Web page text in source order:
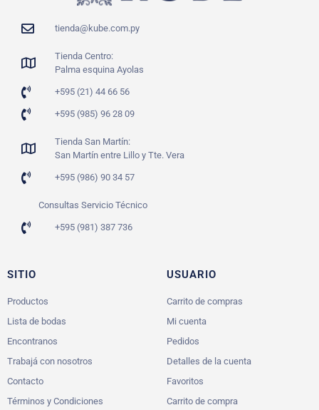
tienda@kube.com.py
Tienda Centro:
Palma esquina Ayolas
+595 (21) 44 66 56
+595 (985) 96 28 09
Tienda San Martín:
San Martín entre Lillo y Tte. Vera
+595 (986) 90 34 57
Consultas Servicio Técnico
+595 (981) 387 736
SITIO
Productos
Lista de bodas
Encontranos
Trabajá con nosotros
Contacto
Términos y Condiciones
USUARIO
Carrito de compras
Mi cuenta
Pedidos
Detalles de la cuenta
Favoritos
Carrito de compra